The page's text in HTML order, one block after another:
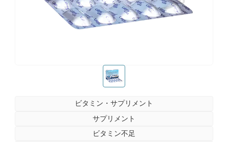
お薬ショップ
ビタミン・サプリメント
サプリメント
ビタミン不足